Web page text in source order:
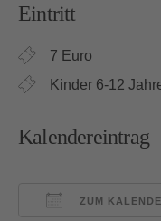
Eintritt
7 Euro
Kinder 6-12
Kalendereintrag
ZUM